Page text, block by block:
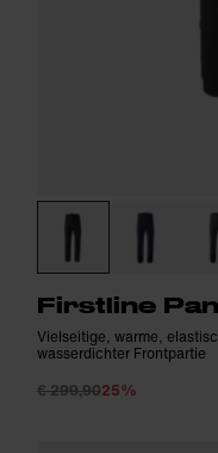
Firstline
Vielseitige, warme,
wasserdichter Frontpartie
€ 299,9025%